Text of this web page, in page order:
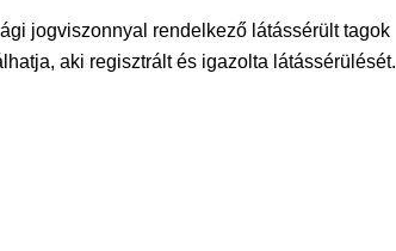
jogviszonnyal rendelkező látássérült tagok
aki regisztrált és igazolta látássérülését.